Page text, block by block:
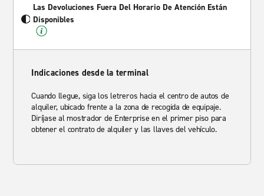
Las Devoluciones Fuera Del Horario De Atención Están
Disponibles
Indicaciones desde la terminal
Cuando llegue, siga los letreros hacia el centro de autos de
alquiler, ubicado frente a la zona de recogida de equipaje.
Diríjase al mostrador de Enterprise en el primer piso para
obtener el contrato de alquiler y las llaves del vehículo.